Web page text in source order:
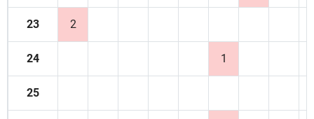
23 2
24 1
25